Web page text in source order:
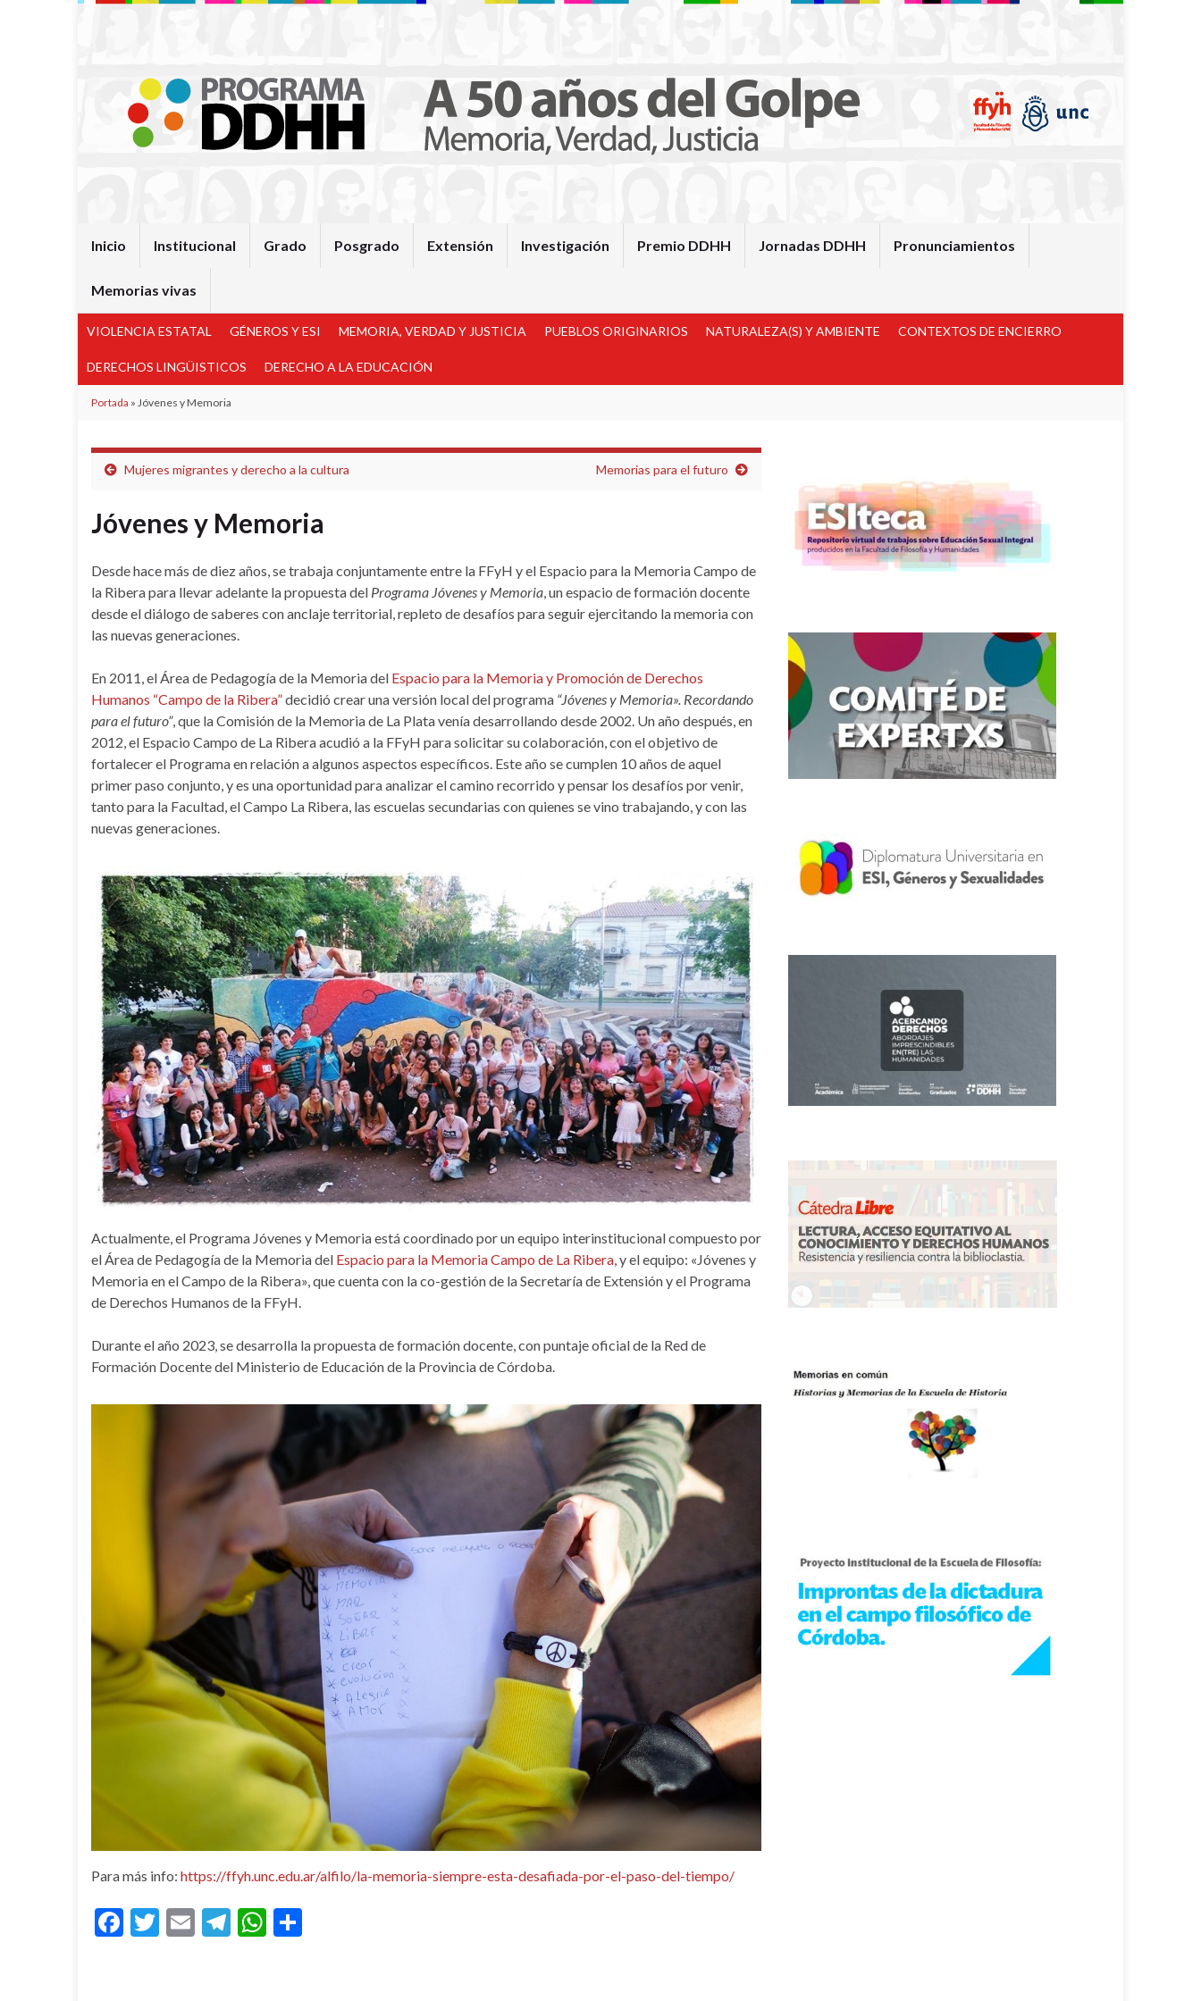
Inicio Institucional Grado Posgrado Extensión Investigación Premio DDHH Jornadas DDHH Pronunciamientos
Memorias vivas
VIOLENCIA ESTATAL GÉNEROS Y ESI MEMORIA, VERDAD Y JUSTICIA PUEBLOS ORIGINARIOS NATURALEZA(S) Y AMBIENTE CONTEXTOS DE ENCIERRO
DERECHOS LINGÜISTICOS DERECHO A LA EDUCACIÓN
Portada » Jóvenes y Memoria
Mujeres migrantes y derecho a la cultura Memorias para el futuro
Jóvenes y Memoria
Desde hace más de diez años, se trabaja conjuntamente entre la FFyH y el Espacio para la Memoria Campo de
la Ribera para llevar adelante la propuesta del Programa Jóvenes y Memoria, un espacio de formación docente
desde el diálogo de saberes con anclaje territorial, repleto de desafíos para seguir ejercitando la memoria con
las nuevas generaciones.
En 2011, el Área de Pedagogía de la Memoria del Espacio para la Memoria y Promoción de Derechos
Humanos “Campo de la Ribera”decidió crear una versión local del programa “Jóvenes y Memoria». Recordando
para el futuro”, que la Comisión de la Memoria de La Plata venía desarrollando desde 2002. Un año después, en
2012, el Espacio Campo de La Ribera acudió a la FFyH para solicitar su colaboración, con el objetivo de
fortalecer el Programa en relación a algunos aspectos específicos. Este año se cumplen 10 años de aquel
primer paso conjunto, y es una oportunidad para analizar el camino recorrido y pensar los desafíos por venir,
tanto para la Facultad, el Campo La Ribera, las escuelas secundarias con quienes se vino trabajando, y con las
nuevas generaciones.
Actualmente, el Programa Jóvenes y Memoria está coordinado por un equipo interinstitucional compuesto por
el Área de Pedagogía de la Memoria del Espacio para la Memoria Campo de La Ribera, y el equipo: «Jóvenes y
Memoria en el Campo de la Ribera», que cuenta con la co-gestión de la Secretaría de Extensión y el Programa
de Derechos Humanos de la FFyH.
Durante el año 2023, se desarrolla la propuesta de formación docente, con puntaje oficial de la Red de
Formación Docente del Ministerio de Educación de la Provincia de Córdoba.
Para más info: https://ffyh.unc.edu.ar/alfilo/la-memoria-siempre-esta-desafiada-por-el-paso-del-tiempo/
F
T
E
T
W